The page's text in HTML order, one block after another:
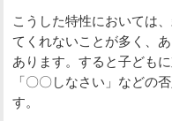
こうした特性においては
てくれないことが多く、
あります。すると子ども
「〇〇しなさい」などの
す。